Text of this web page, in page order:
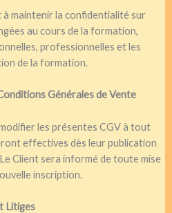
à maintenir la confidentialité sur
au cours de la formation,
professionnelles et les
de la formation.
Générales de Vente
les présentes CGV à tout
effectives dès leur publication
Client sera informé de toute mise
inscription.
Litiges